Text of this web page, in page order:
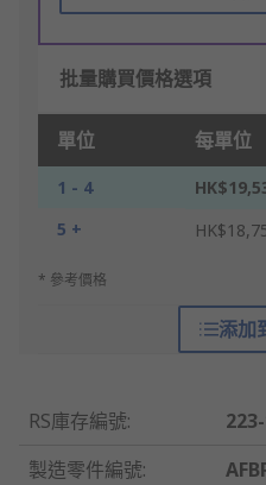
批量購買價格選項
單位 每單位
1 - 4
5 +
* 參考價格
添加
RS庫存編號:
製造零件編號: